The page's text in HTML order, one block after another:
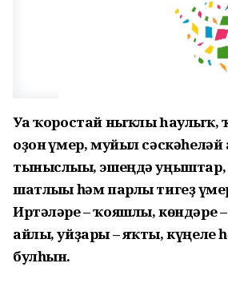
Уға ҡоростай ныҡлы hаулыҡ,
оҙон ғүмер, муйыл
тыныслығы, эшеңдә уңыштар,
шатлығы һәм парлы тигеҙ
Иртәләре – ҡояшлы, көндәре –
айлы, уйҙары – яҡты, күңеле
булһын.